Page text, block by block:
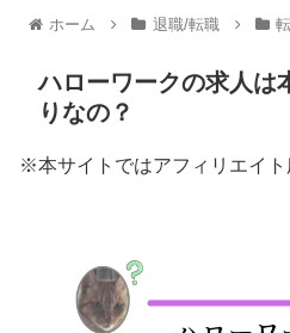
ホーム 退職/転職
ハローワークの求人は
りなの？
※本サイトではアフィリエイト